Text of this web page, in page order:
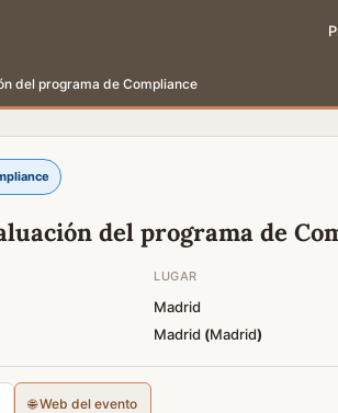
del programa de Compliance
del programa de
LUGAR
Madrid
Madrid (Madrid)
🌐 Web del evento